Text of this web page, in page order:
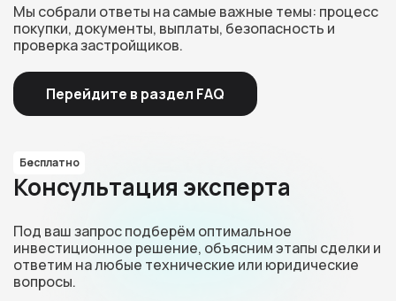
Мы собрали ответы на самые важные темы: процесс
покупки, документы, выплаты, безопасность и
проверка застройщиков.
Перейдите в раздел FAQ
Бесплатно
Консультация эксперта
Под ваш запрос подберём оптимальное
инвестиционное решение, объясним этапы сделки и
ответим на любые технические или юридические
вопросы.